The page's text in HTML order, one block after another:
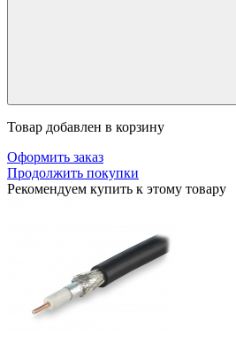
Товар добавлен в корзину
Оформить заказ
Продолжить покупки
Рекомендуем купить к этому товару